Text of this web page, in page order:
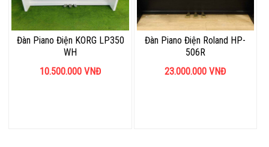
Đàn Piano Điện KORG LP350
WH
10.500.000 VNĐ
Đàn Piano Điện Roland HP-
506R
23.000.000 VNĐ